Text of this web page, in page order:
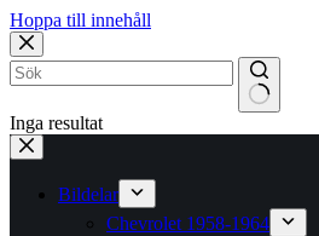
Hoppa till innehåll
Inga resultat
Bildelar
Chevrolet 1958-1964